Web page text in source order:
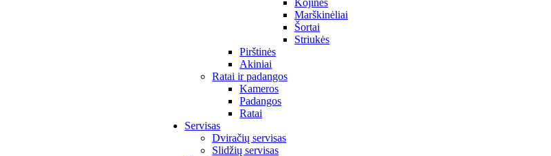
Kojinės
Marškinėliai
Šortai
Striukės
Pirštinės
Akiniai
Ratai ir padangos
Kameros
Padangos
Ratai
Servisas
Dviračių servisas
Slidžių servisas